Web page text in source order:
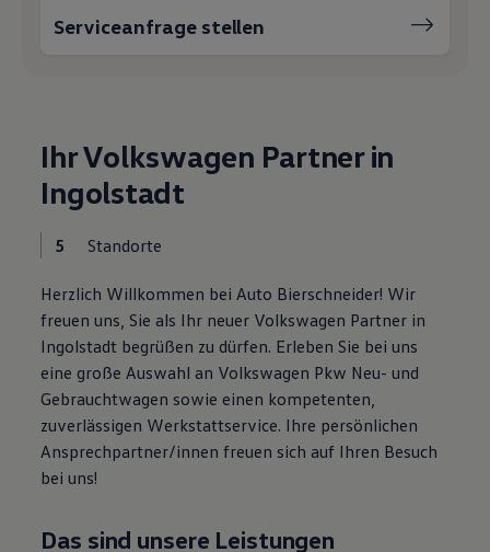
Golf Kollektion
ID. Kollektion
#wedriveproud
Besitzer und Service
myVolkswagen
Service und Ersatzteile
Inspektion und HU/AU
Motorenöl und Flüssigkeiten
Räder und Reifen
Economy Service
Volkswagen Teile
Zubehör
Modellspezifisches Zubehör
Schutz und Pflege
Transport
Digitale Extras
Serviceanfrage stellen
Ihr Volkswagen Partner in
Ingolstadt
5 Standorte
Herzlich Willkommen bei Auto Bierschneider! Wir
freuen uns, Sie als Ihr neuer Volkswagen Partner in
Ingolstadt begrüßen zu dürfen. Erleben Sie bei uns
eine große Auswahl an Volkswagen Pkw Neu- und
Gebrauchtwagen sowie einen kompetenten,
zuverlässigen Werkstattservice. Ihre persönlichen
Ansprechpartner/innen freuen sich auf Ihren Besuch
bei uns!
Das sind unsere Leistungen